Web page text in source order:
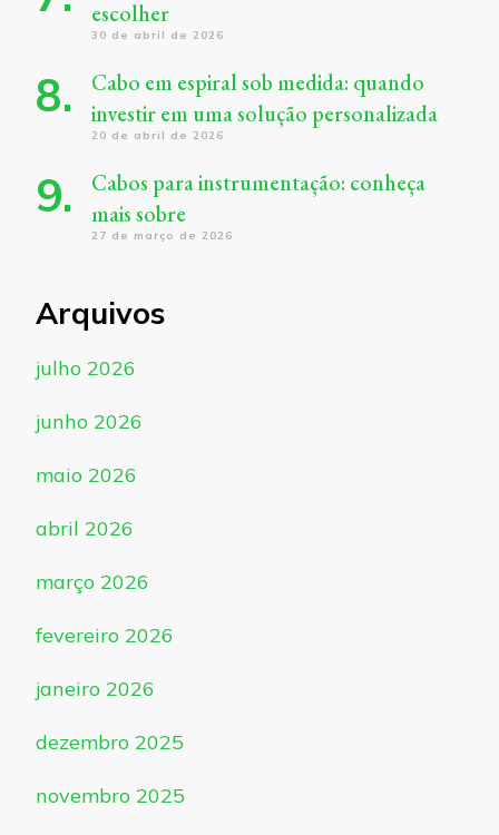
escolher
30 de abril de 2026
Cabo em espiral sob medida: quando
investir em uma solução personalizada
20 de abril de 2026
Cabos para instrumentação: conheça
mais sobre
27 de março de 2026
Arquivos
julho 2026
junho 2026
maio 2026
abril 2026
março 2026
fevereiro 2026
janeiro 2026
dezembro 2025
novembro 2025